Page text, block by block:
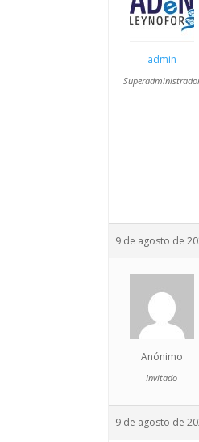
admin
9 de agosto de
Anónimo
Invitado
9 de agosto de